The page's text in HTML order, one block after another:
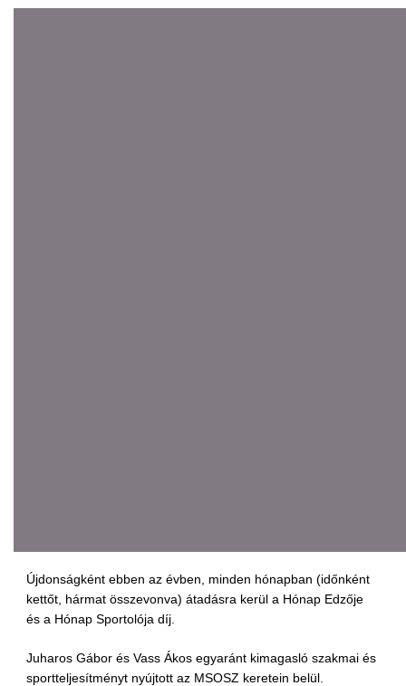
Újdonságként ebben az évben, minden hónapban (időnként
kettőt, hármat összevonva) átadásra kerül a Hónap Edzője
és a Hónap Sportolója díj.
Juharos Gábor és Vass Ákos egyaránt kimagasló szakmai és
sportteljesítményt nyújtott az MSOSZ keretein belül.